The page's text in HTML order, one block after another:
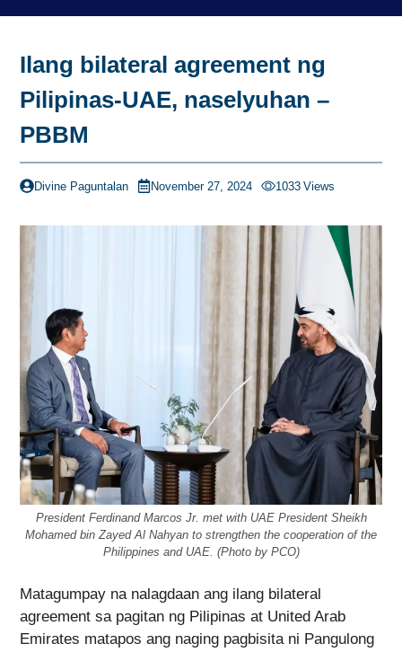
Ilang bilateral agreement ng
Pilipinas-UAE, naselyuhan –
PBBM
Divine Paguntalan November 27, 2024 1033 Views
President Ferdinand Marcos Jr. met with UAE President Sheikh
Mohamed bin Zayed Al Nahyan to strengthen the cooperation of the
Philippines and UAE. (Photo by PCO)
Matagumpay na nalagdaan ang ilang bilateral
agreement sa pagitan ng Pilipinas at United Arab
Emirates matapos ang naging pagbisita ni Pangulong